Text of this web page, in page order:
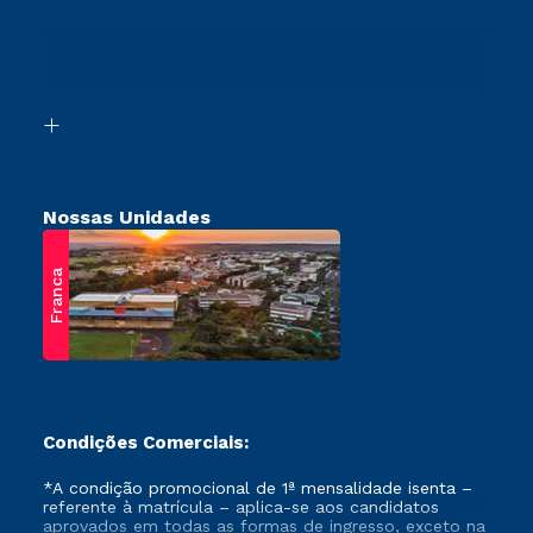
Retorne ao Curso
Nossas Unidades
Franca
Condições Comerciais:
*A condição promocional de 1ª mensalidade isenta –
referente à matrícula – aplica-se aos candidatos
aprovados em todas as formas de ingresso, exceto na